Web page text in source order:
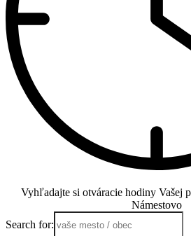
Vyhľadajte si otváracie hodiny Vašej
Námestovo
Search for: